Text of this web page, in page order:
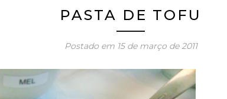
PASTA DE TOFU
Postado em 15 de março de 2011